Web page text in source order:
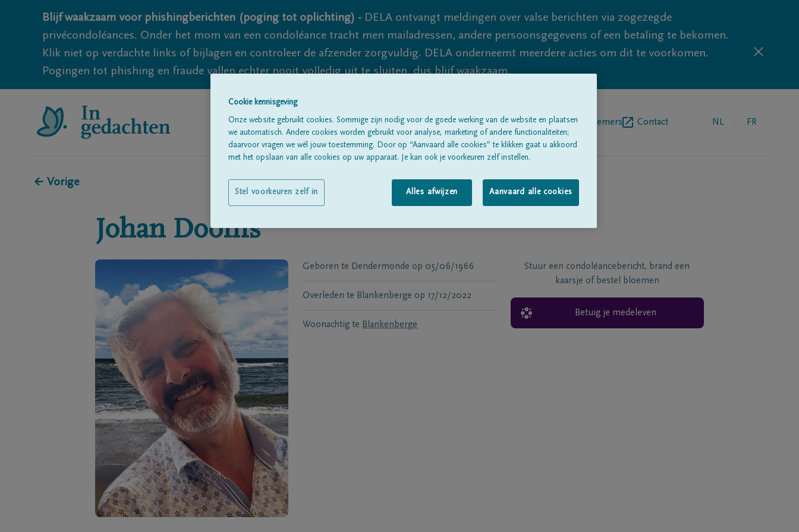
Blijf waakzaam voor phishingberichten (poging tot oplichting) - DELA ontvangt meldingen over valse berichten via zogezegde
privécondoléances. Onder het mom van een condoléance tracht men mailadressen, andere persoonsgegevens of een betaling te bekomen.
Klik niet op verdachte links of bijlagen en controleer de afzender zorgvuldig. DELA onderneemt meerdere acties om dit te voorkomen.
Pogingen tot phishing en fraude vallen echter nooit volledig uit te sluiten, dus blijf waakzaam.
Alle rouwberichtenOver onsBegrafenisondernemers Contact NL FR
← Vorige
Johan Dooms
Geboren te Dendermonde op 05/06/1966
Overleden te Blankenberge op 17/12/2022
Woonachtig te Blankenberge
Stuur een condoléancebericht, brand een
kaarsje of bestel bloemen
Betuig je medeleven
Cookie kennisgeving
Onze website gebruikt cookies. Sommige zijn nodig voor de goede werking van de website en plaatsen
we automatisch. Andere cookies worden gebruikt voor analyse, marketing of andere functionaliteiten;
daarvoor vragen we wél jouw toestemming. Door op “Aanvaard alle cookies” te klikken gaat u akkoord
met het opslaan van alle cookies op uw apparaat. Je kan ook je voorkeuren zelf instellen.
Alles afwijzen Aanvaard alle cookies
Stel voorkeuren zelf in